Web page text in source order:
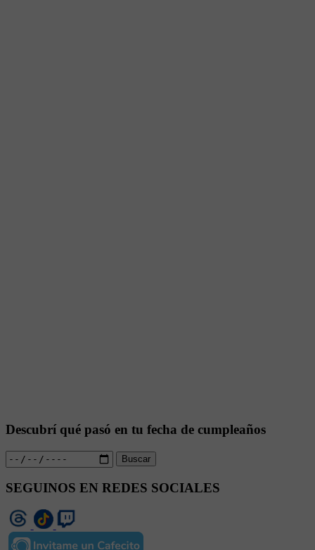
Descubrí qué pasó en tu fecha de cumpleaños
Buscar
SEGUINOS EN REDES SOCIALES